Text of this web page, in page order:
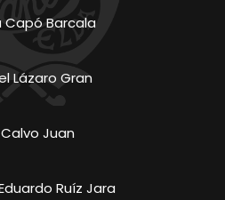
Capó Barcala
Lázaro Gran
Juan
Ruíz Jara